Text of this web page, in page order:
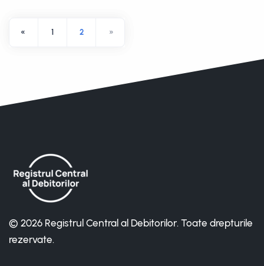
« 1 2 »
© 2026 Registrul Central al Debitorilor. Toate drepturile
rezervate.